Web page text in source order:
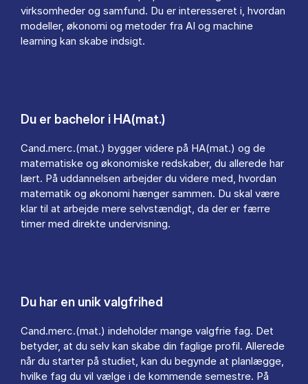
virksomheder og samfund. Du er interesseret i, hvordan
modeller, økonomi og metoder fra AI og machine
learning kan skabe indsigt.
Du er bachelor i HA(mat.)
Cand.merc.(mat.) bygger videre på HA(mat.) og de
matematiske og økonomiske redskaber, du allerede har
lært. På uddannelsen arbejder du videre med, hvordan
matematik og økonomi hænger sammen. Du skal være
klar til at arbejde mere selvstændigt, da der er færre
timer med direkte undervisning.
Du har en unik valgfrihed
Cand.merc.(mat.) indeholder mange valgfrie fag. Det
betyder, at du selv kan skabe din faglige profil. Allerede
når du starter på studiet, kan du begynde at planlægge,
hvilke fag du vil vælge i de kommende semestre. På